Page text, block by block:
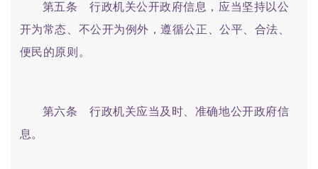
第五条 行政机关公开政府信息，应当坚持以公
开为常态、不公开为例外，遵循公正、公平、合法、
便民的原则。
第六条 行政机关应当及时、准确地公开政府信
息。